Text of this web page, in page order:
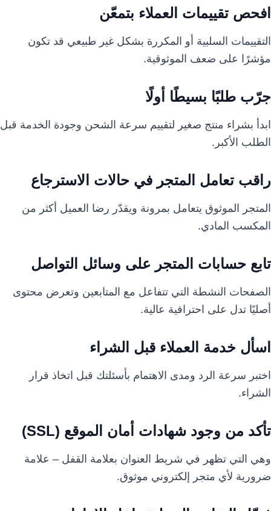
افحص تقييمات العملاء بتمعّن
التقييمات السلبية أو المكررة بشكل غير طبيعي قد تكون
مؤشرًا على ضعف الموثوقية.
جرّب طلبًا بسيطًا أولًا
ابدأ بشراء منتج صغير لتقييم سرعة الشحن وجودة الخدمة قبل
الطلب الأكبر.
راقب تعامل المتجر في حالات الاسترجاع
المتجر الموثوق يتعامل بمرونة ويقدّر رضا العميل أكثر من
المكسب المادي.
تابع حسابات المتجر على وسائل التواصل
الصفحات النشطة التي تتفاعل مع المتابعين وتعرض محتوى
أصليًا تدل على احترافية عالية.
اسأل خدمة العملاء قبل الشراء
اختبر سرعة الرد ومدى الاهتمام بأسئلتك قبل اتخاذ قرار
الشراء.
تأكد من وجود شهادات أمان الموقع (SSL)
وهي التي تظهر في شريط العنوان بعلامة القفل – علامة
ضرورية لأي متجر إلكتروني موثوق.